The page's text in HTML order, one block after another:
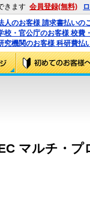
きます 会員登録(無料)
人のお客様 請求書払いの
校・官公庁のお客様 校費
究機関のお客様 科研費払
マルチ・プ